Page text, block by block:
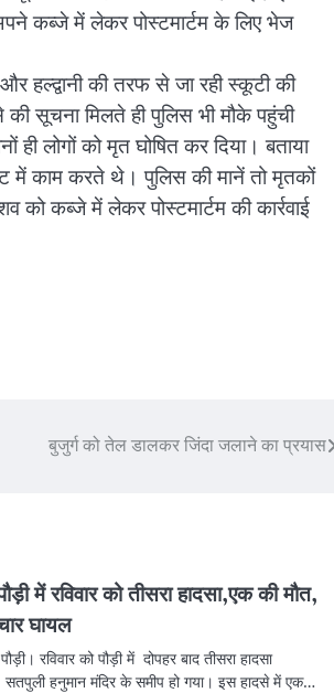
कब्जे में लेकर पोस्टमार्टम के लिए भेज
हल्द्वानी की तरफ से जा रही स्कूटी की
सूचना मिलते ही पुलिस भी मौके पहुंची
लोगों को मृत घोषित कर दिया। बताया
में काम करते थे। पुलिस की मानें तो मृतकों
को कब्जे में लेकर पोस्टमार्टम की कार्रवाई
बुजुर्ग को तेल डालकर जिंदा जलाने का प्रयास
में रविवार को तीसरा हादसा,एक की मौत,
घायल
पौड़ी। रविवार को पौड़ी में दोपहर बाद तीसरा हादसा
सतपुली हनुमान मंदिर के समीप हो गया। इस हादसे में एक…